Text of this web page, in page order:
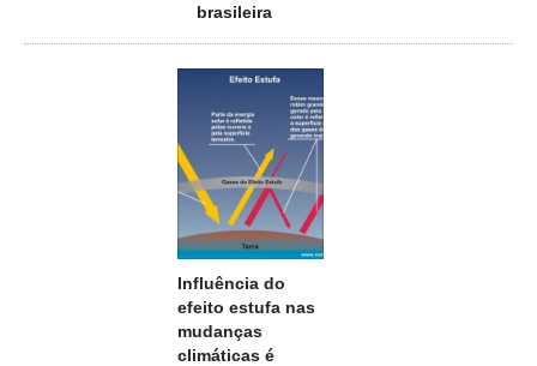
brasileira
Influência do
efeito estufa nas
mudanças
climáticas é